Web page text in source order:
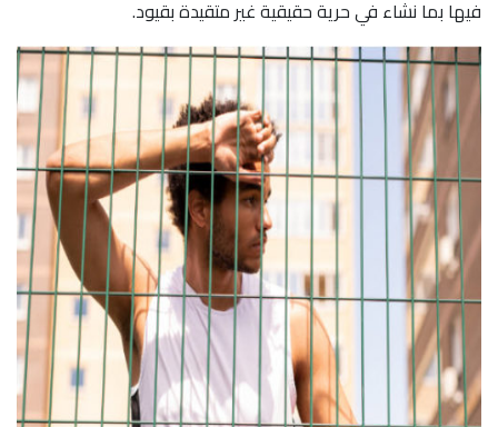
فيها بما نشاء في حرية حقيقية غير متقيدة بقيود.